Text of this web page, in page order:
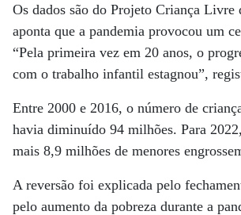
Os dados são do Projeto Criança Livre
aponta que a pandemia provocou um
“Pela primeira vez em 20 anos, o
com o trabalho infantil estagnou”,
Entre 2000 e 2016, o número de
havia diminuído 94 milhões. Para
mais 8,9 milhões de menores
A reversão foi explicada pelo
pelo aumento da pobreza durante a